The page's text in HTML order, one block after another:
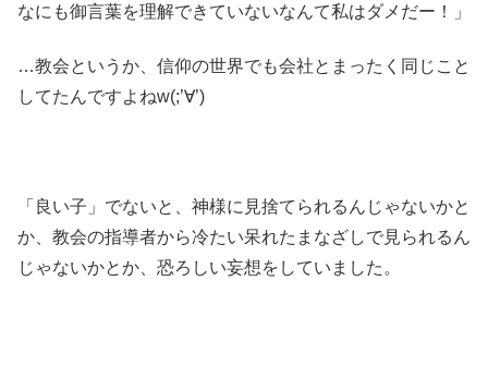
なにも御言葉を理解できていないなんて私はダメだー！」
…教会というか、信仰の世界でも会社とまったく同じこと
してたんですよねw(;’∀’)
「良い子」でないと、神様に見捨てられるんじゃないかと
か、教会の指導者から冷たい呆れたまなざしで見られるん
じゃないかとか、恐ろしい妄想をしていました。